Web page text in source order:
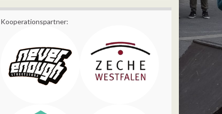
Kooperationspartner: